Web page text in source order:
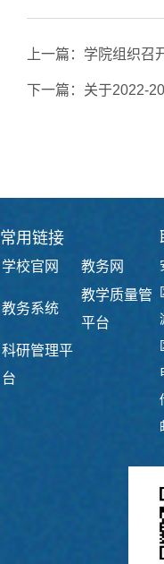
上一篇： 学院组织召
下一篇： 关于2022-
常用链接
学校官网 教务网
教务系统
教学质量管
平台
科研管理平
台